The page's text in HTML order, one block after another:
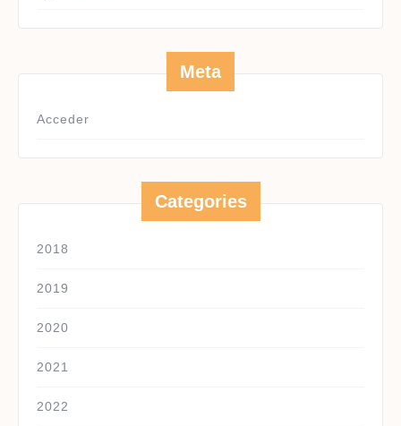
Meta
Acceder
Categories
2018
2019
2020
2021
2022